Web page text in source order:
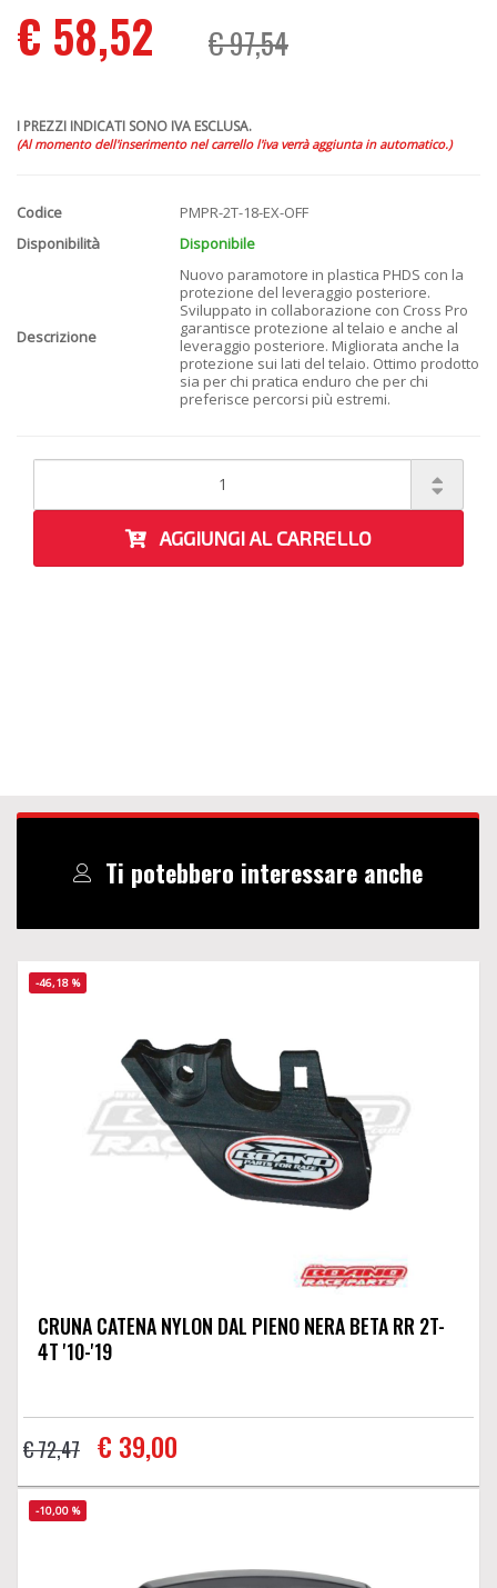
€ 58,52 € 97,54
I PREZZI INDICATI SONO IVA ESCLUSA.
(Al momento dell'inserimento nel carrello l'iva verrà aggiunta in automatico.)
Codice
PMPR-2T-18-EX-OFF
Disponibilità
Disponibile
Descrizione
Nuovo paramotore in plastica PHDS con la
protezione del leveraggio posteriore.
Sviluppato in collaborazione con Cross Pro
garantisce protezione al telaio e anche al
leveraggio posteriore. Migliorata anche la
protezione sui lati del telaio. Ottimo prodotto
sia per chi pratica enduro che per chi
preferisce percorsi più estremi.
AGGIUNGI AL CARRELLO
Ti potebbero interessare anche
-46,18 %
CRUNA CATENA NYLON DAL PIENO NERA BETA RR 2T-
4T '10-'19
€ 72,47 € 39,00
-10,00 %